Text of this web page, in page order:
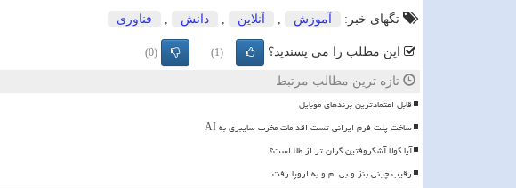
تگهای خبر: آموزش آنلاین دانش فناوری
این مطلب را می پسندید؟ (1)
(0)
تازه ترین مطالب مرتبط
قابل اعتمادترین برندهای موبایل
ساخت پلت فرم ایرانی تست اقدامات مخرب سایبری به AI
آیا کولا آشکروفتین گران تر از طلا است؟
رقیب چینی بنز و بی ام و به اروپا رفت